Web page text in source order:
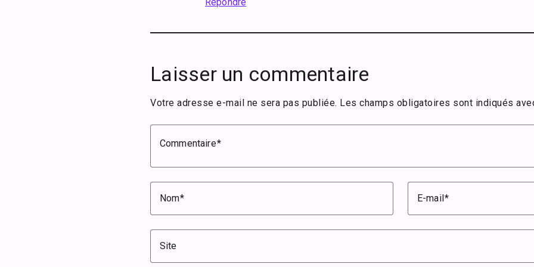
Laisser un commentaire
Votre adresse e-mail ne sera pas publiée. Les champs obligatoires sont indiqués
Commentaire
Nom E-mail
Site